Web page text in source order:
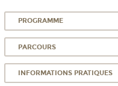
PROGRAMME
PARCOURS
INFORMATIONS PRATIQUES